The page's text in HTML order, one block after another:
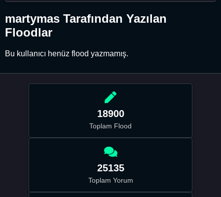
martymas Tarafından Yazılan
Floodlar
Bu kullanıcı henüz flood yazmamış.
18900
Toplam Flood
25135
Toplam Yorum